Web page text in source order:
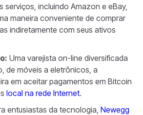
serviços, incluindo Amazon e eBay,
maneira conveniente de comprar
indiretamente com seus ativos
Uma varejista on-line diversificada
de móveis a eletrônicos, a
em aceitar pagamentos em Bitcoin
local na rede Internet.
entusiastas da tecnologia, Newegg